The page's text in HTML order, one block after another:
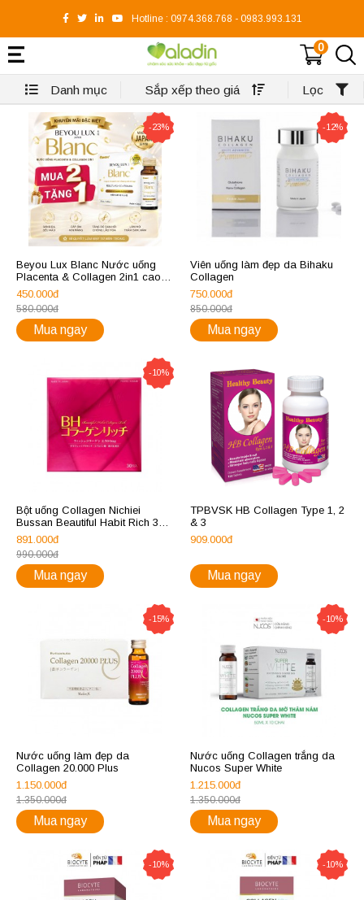
Hotline : 0974.368.768 - 0983.993.131
0
Danh mục Sắp xếp theo giá Lọc
-23%
Beyou Lux Blanc Nước uống
Placenta & Collagen 2in1 cao
cấp từ Nhật Bản
450.000đ
580.000đ
Mua ngay
-12%
Viên uống làm đẹp da Bihaku
Collagen
750.000đ
850.000đ
Mua ngay
-10%
Bột uống Collagen Nichiei
Bussan Beautiful Habit Rich 30
gói
891.000đ
990.000đ
Mua ngay
TPBVSK HB Collagen Type 1, 2
& 3
909.000đ
Mua ngay
-15%
Nước uống làm đẹp da
Collagen 20.000 Plus
1.150.000đ
1.350.000đ
Mua ngay
-10%
Nước uống Collagen trắng da
Nucos Super White
1.215.000đ
1.350.000đ
Mua ngay
-10% -10%